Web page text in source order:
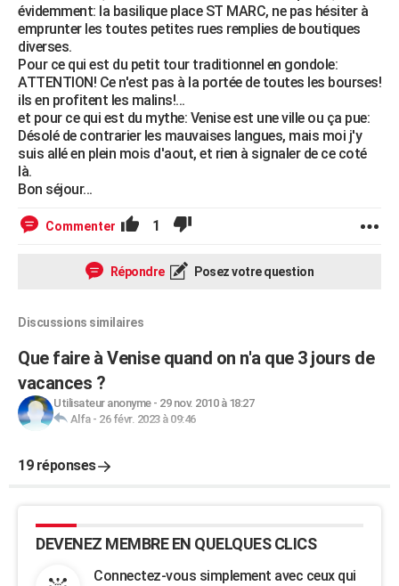
évidemment: la basilique place ST MARC, ne pas hésiter à
emprunter les toutes petites rues remplies de boutiques
diverses.
Pour ce qui est du petit tour traditionnel en gondole:
ATTENTION! Ce n'est pas à la portée de toutes les bourses!
ils en profitent les malins!...
et pour ce qui est du mythe: Venise est une ville ou ça pue:
Désolé de contrarier les mauvaises langues, mais moi j'y
suis allé en plein mois d'aout, et rien à signaler de ce coté
là.
Bon séjour...
Commenter 1
Répondre Posez votre question
Discussions similaires
Que faire à Venise quand on n'a que 3 jours de
vacances ?
Utilisateur anonyme- 29 nov. 2010 à 18:27
Alfa- 26 févr. 2023 à 09:46
19 réponses
DEVENEZ MEMBRE EN QUELQUES CLICS
Connectez-vous simplement avec ceux qui